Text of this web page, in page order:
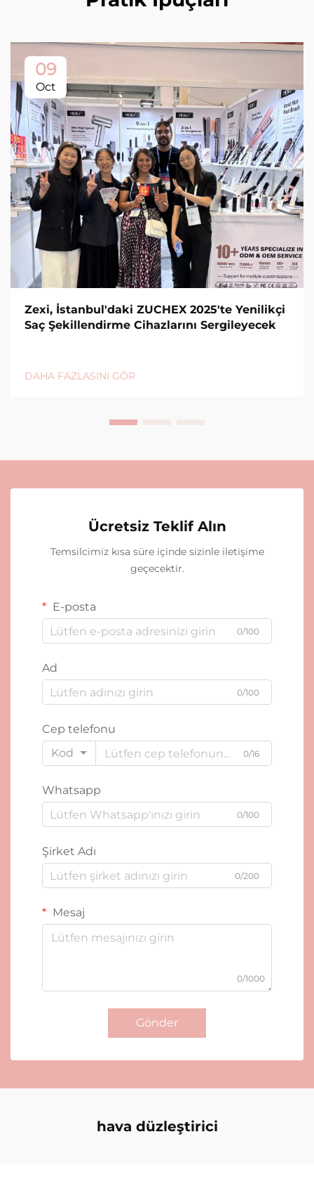
09
Oct
Zexi, İstanbul'daki ZUCHEX 2025'te Yenilikçi
Saç Şekillendirme Cihazlarını Sergileyecek
DAHA FAZLASINI GÖR
Ücretsiz Teklif Alın
Temsilcimiz kısa süre içinde sizinle iletişime
geçecektir.
E-posta
0/100
Ad
0/100
Cep telefonu
Kod
0/16
Whatsapp
0/100
Şirket Adı
0/200
Mesaj
0/1000
Gönder
hava düzleştirici